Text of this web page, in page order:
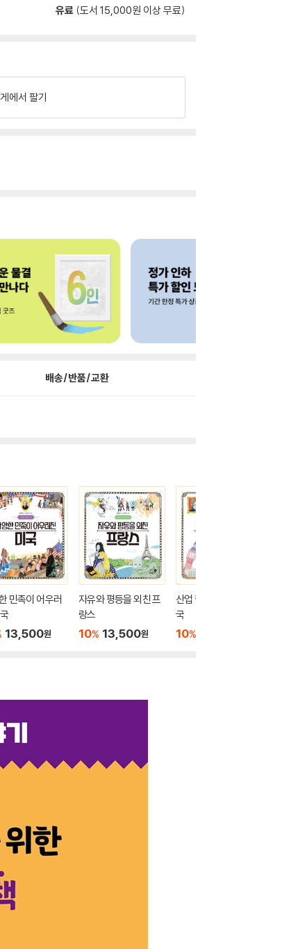
유료 (도서 15,000원 이상 무료)
에서 팔기
배송/반품/교환
민족이 어우러
13,500원
자유와 평등을 외친 프
랑스
10% 13,500원
산업 혁명을 일으킨 영
국
10%